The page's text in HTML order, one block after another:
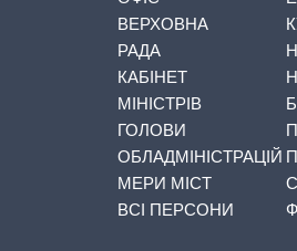
ВЕРХОВНА
РАДА
КАБІНЕТ
МІНІСТРІВ
ГОЛОВИ
ОБЛАДМІНІСТРАЦІЙ
МЕРИ МІСТ
ВСІ ПЕРСОНИ